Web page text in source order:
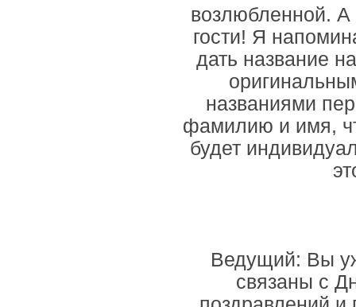
возлюбленной. А
гости! Я
дать название
названиями
фамилию и имя,
будет
Ведущий: Вы
связаны с